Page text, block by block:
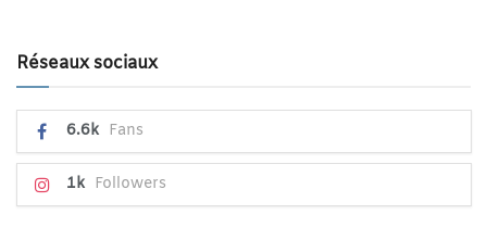
Réseaux sociaux
6.6k Fans
1k Followers